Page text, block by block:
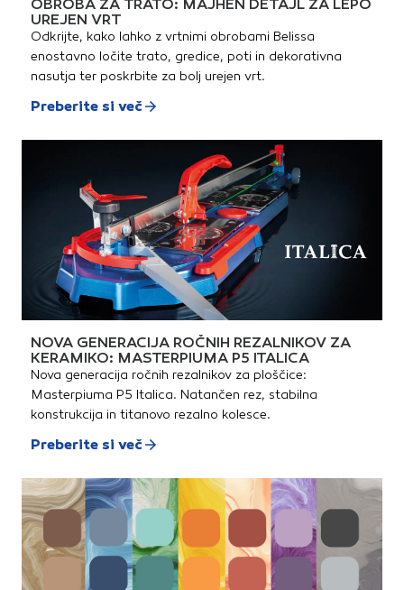
OBROBA ZA TRATO: MAJHEN DETAJL ZA LEPO
UREJEN VRT
Odkrijte, kako lahko z vrtnimi obrobami Belissa
enostavno ločite trato, gredice, poti in dekorativna
nasutja ter poskrbite za bolj urejen vrt.
Preberite si več
NOVA GENERACIJA ROČNIH REZALNIKOV ZA
KERAMIKO: MASTERPIUMA P5 ITALICA
Nova generacija ročnih rezalnikov za ploščice:
Masterpiuma P5 Italica. Natančen rez, stabilna
konstrukcija in titanovo rezalno kolesce.
Preberite si več